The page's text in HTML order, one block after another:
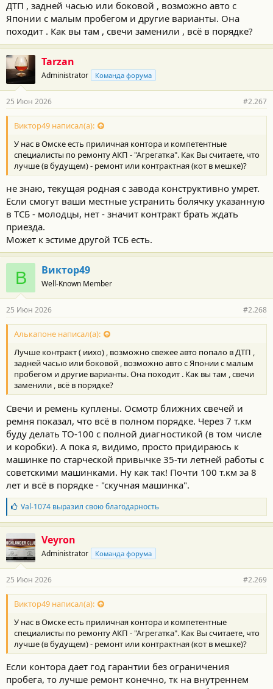
ДТП , задней часью или боковой , возможно авто с
Японии с малым пробегом и другие варианты. Она
походит . Как вы там , свечи заменили , всё в порядке?
Tarzan
Administrator Команда форума
25 Июн 2026 #2.267
Виктор49 написал(а):
У нас в Омске есть приличная контора и компетентные
специалисты по ремонту АКП - "Агрегатка". Как Вы считаете, что
лучше (в будущем) - ремонт или контрактная (кот в мешке)?
не знаю, текущая родная с завода конструктивно умрет.
Если смогут ваши местные устранить болячку указанную
в ТСБ - молодцы, нет - значит контракт брать ждать
приезда.
Может к эстиме другой ТСБ есть.
В Виктор49
Well-Known Member
25 Июн 2026 #2.268
Алькапоне написал(а):
Лучше контракт ( иихо) , возможно свежее авто попало в ДТП ,
задней часью или боковой , возможно авто с Японии с малым
пробегом и другие варианты. Она походит . Как вы там , свечи
заменили , всё в порядке?
Свечи и ремень куплены. Осмотр ближних свечей и
ремня показал, что всё в полном порядке. Через 7 т.км
буду делать ТО-100 с полной диагностикой (в том числе
и коробки). А пока я, видимо, просто придираюсь к
машинке по старческой привычке 35-ти летней работы с
советскими машинками. Ну как так! Почти 100 т.км за 8
лет и всё в порядке - "скучная машинка".
Б
л
а
о
д
а
н
о
с
и
:
Val-1074выразил свою благодарность
Veyron
Administrator Команда форума
25 Июн 2026 #2.269
Виктор49 написал(а):
У нас в Омске есть приличная контора и компетентные
специалисты по ремонту АКП - "Агрегатка". Как Вы считаете, что
лучше (в будущем) - ремонт или контрактная (кот в мешке)?
Если контора дает год гарантии без ограничения
пробега, то лучше ремонт конечно, тк на внутреннем